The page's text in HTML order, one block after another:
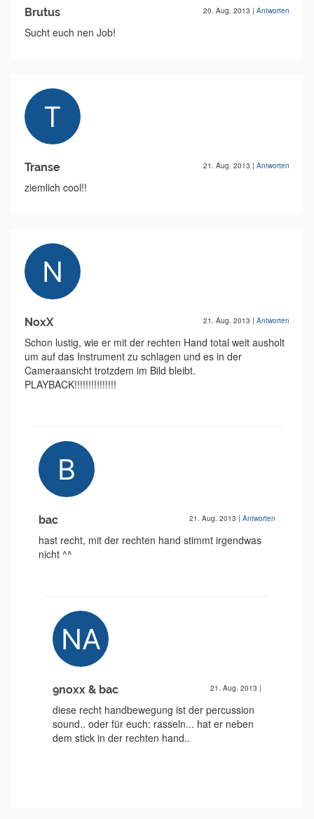
Brutus 20. Aug. 2013 | Antworten
Sucht euch nen Job!
Transe 21. Aug. 2013 | Antworten
ziemlich cool!!
NoxX 21. Aug. 2013 | Antworten
Schon lustig, wie er mit der rechten Hand total weit ausholt
um auf das Instrument zu schlagen und es in der
Cameraansicht trotzdem im Bild bleibt.
PLAYBACK!!!!!!!!!!!!!!!
bac 21. Aug. 2013 | Antworten
hast recht, mit der rechten hand stimmt irgendwas
nicht ^^
9noxx & bac 21. Aug. 2013 |
diese recht handbewegung ist der percussion
sound.. oder für euch: rasseln... hat er neben
dem stick in der rechten hand..